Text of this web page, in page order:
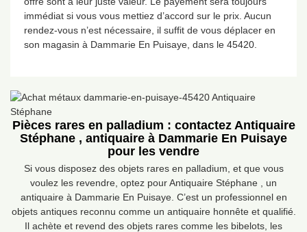
immédiat si vous vous mettiez d’accord sur le prix. Aucun
rendez-vous n’est nécessaire, il suffit de vous déplacer en
son magasin à Dammarie En Puisaye, dans le 45420.
Pièces rares en palladium : contactez Antiquaire
Stéphane , antiquaire à Dammarie En Puisaye
pour les vendre
Si vous disposez des objets rares en palladium, et que vous
voulez les revendre, optez pour Antiquaire Stéphane , un
antiquaire à Dammarie En Puisaye. C’est un professionnel en
objets antiques reconnu comme un antiquaire honnête et qualifié.
Il achète et revend des objets rares comme les bibelots, les